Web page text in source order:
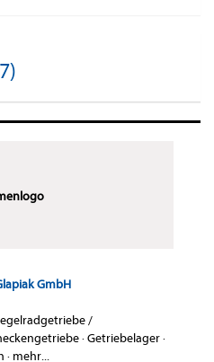
GmbH
/
·Getriebelager·
· mehr...